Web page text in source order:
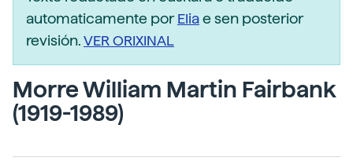
automaticamente porEliae sen posterior
revisión.VER ORIXINAL
Morre William Martin Fairbank
(1919-1989)